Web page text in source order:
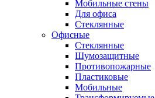
Мобильные стены
Для офиса
Стеклянные
Офисные
Стеклянные
Шумозащитные
Противопожарные
Пластиковые
Мобильные